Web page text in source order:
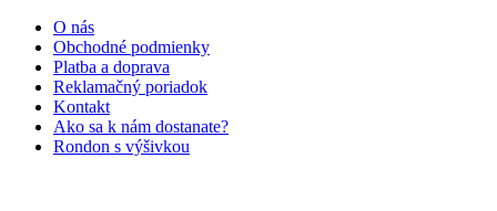
O nás
Obchodné podmienky
Platba a doprava
Reklamačný poriadok
Kontakt
Ako sa k nám dostanate?
Rondon s výšivkou